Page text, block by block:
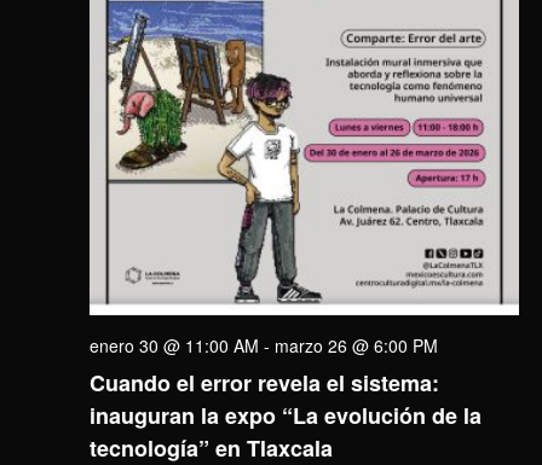
Cuando el error revela el sistema:
inauguran la expo “La evolución de la
tecnología” en Tlaxcala
enero 30 @ 11:00 AM - marzo 26 @ 6:00 PM